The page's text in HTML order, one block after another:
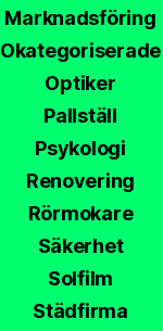
Marknadsföring
Okategoriserade
Optiker
Pallställ
Psykologi
Renovering
Rörmokare
Säkerhet
Solfilm
Städfirma